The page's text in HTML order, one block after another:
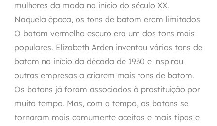
mulheres da moda no início do século XX.
Naquela época, os tons de batom eram limitados.
O batom vermelho escuro era um dos tons mais
populares. Elizabeth Arden inventou vários tons de
batom no início da década de 1930 e inspirou
outras empresas a criarem mais tons de batom.
Os batons já foram associados à prostituição por
muito tempo. Mas, com o tempo, os batons se
tornaram mais comumente aceitos e mais tipos e